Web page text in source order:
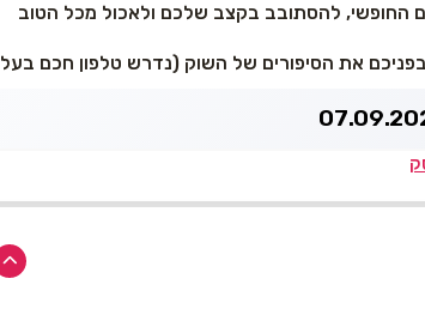
החופשי, להסתובב בקצב שלכם ולאכול מכל הטוב
את הסיפורים של השוק (נדרש טלפון חכם בעל